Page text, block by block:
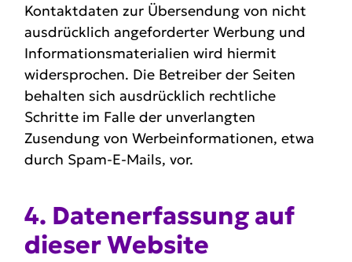
Kontaktdaten zur Übersendung von nicht
ausdrücklich angeforderter Werbung und
Informationsmaterialien wird hiermit
widersprochen. Die Betreiber der Seiten
behalten sich ausdrücklich rechtliche
Schritte im Falle der unverlangten
Zusendung von Werbeinformationen, etwa
durch Spam-E-Mails, vor.
4. Daten­er­fassung auf
dieser Website